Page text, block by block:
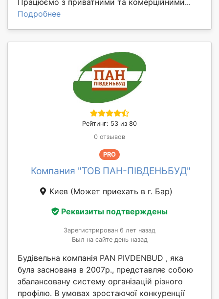
Працюємо з приватними та комерційними...
Подробнее
Рейтинг: 53 из 80
0 отзывов
PRO
Компания "ТОВ ПАН-ПІВДЕНЬБУД"
Киев (Может приехать в г. Бар)
Реквизиты подтверждены
Зарегистрирован 6 лет назад
Был на сайте день назад
Будівельна компанія PAN PIVDENBUD , яка
була заснована в 2007р., представляє собою
збалансовану систему організацій різного
профілю. В умовах зростаючої конкуренції